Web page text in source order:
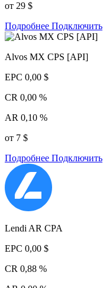
от 29 $
Подробнее Подключить
Alvos MX CPS [API]
EPC 0,00 $
CR 0,00 %
AR 0,10 %
от 7 $
Подробнее Подключить
Lendi AR CPA
EPC 0,00 $
CR 0,88 %